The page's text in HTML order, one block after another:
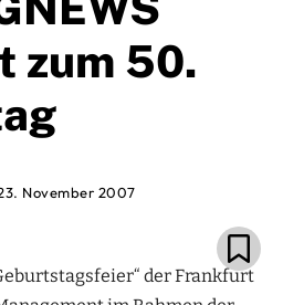
zum 50.
November 2007
der Frankfurt